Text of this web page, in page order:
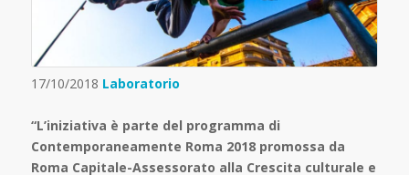
17/10/2018 Laboratorio
“L’iniziativa è parte del programma di
Contemporaneamente Roma 2018 promossa da
Roma Capitale-Assessorato alla Crescita culturale e